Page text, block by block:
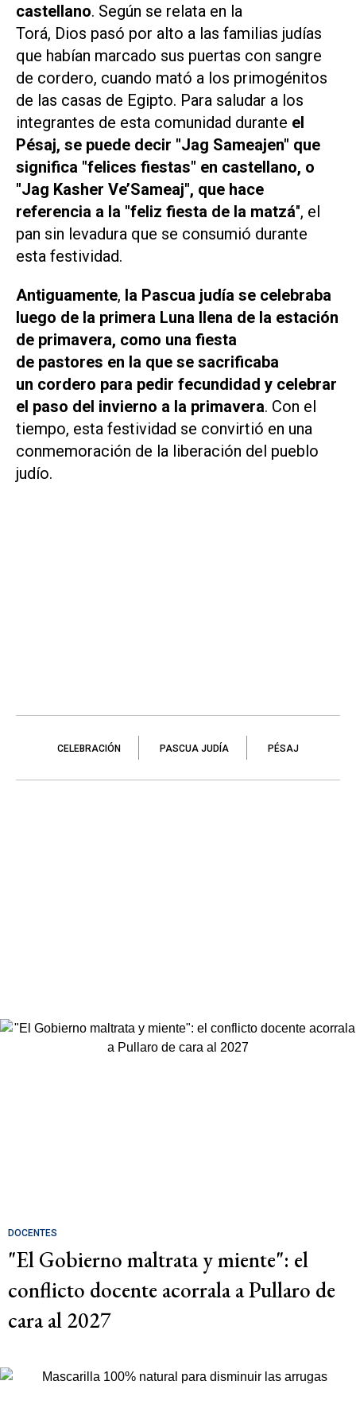
castellano. Según se relata en la
Torá, Dios pasó por alto a las familias judías
que habían marcado sus puertas con sangre
de cordero, cuando mató a los primogénitos
de las casas de Egipto. Para saludar a los
integrantes de esta comunidad durante el
Pésaj, se puede decir "Jag Sameajen" que
significa "felices fiestas" en castellano, o
"Jag Kasher Ve’Sameaj", que hace
referencia a la "feliz fiesta de la matzá", el
pan sin levadura que se consumió durante
esta festividad.
Antiguamente, la Pascua judía se celebraba
luego de la primera Luna llena de la estación
de primavera, como una fiesta
de pastores en la que se sacrificaba
un cordero para pedir fecundidad y celebrar
el paso del invierno a la primavera. Con el
tiempo, esta festividad se convirtió en una
conmemoración de la liberación del pueblo
judío.
CELEBRACIÓN PASCUA JUDÍA PÉSAJ
DOCENTES
"El Gobierno maltrata y miente": el
conflicto docente acorrala a Pullaro de
cara al 2027